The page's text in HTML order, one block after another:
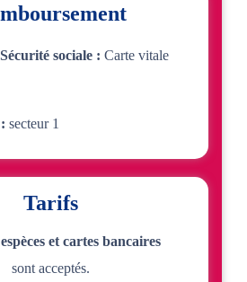
sociale : Carte vitale
secteur 1
Tarifs
et cartes bancaires
sont acceptés.